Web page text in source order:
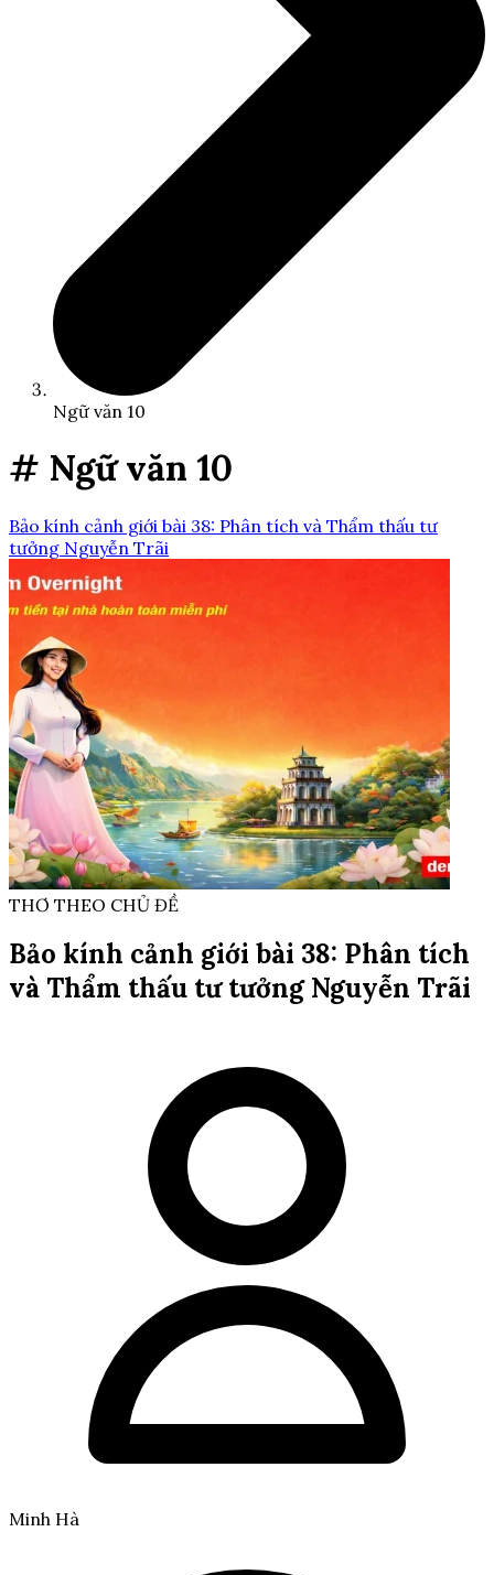
Ngữ văn 10
# Ngữ văn 10
Bảo kính cảnh giới bài 38: Phân tích và Thẩm thấu tư
tưởng Nguyễn Trãi
THƠ THEO CHỦ ĐỀ
Bảo kính cảnh giới bài 38: Phân tích
và Thẩm thấu tư tưởng Nguyễn Trãi
Minh Hà